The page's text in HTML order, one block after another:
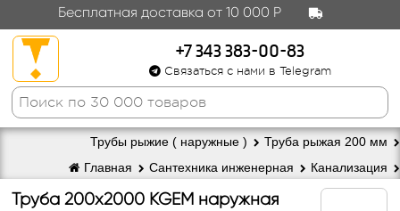
Бесплатная доставка от 10 000 Р
+7 343 383-00-83
Связаться с нами в Telegram
Труба рыжая 200 мм
Трубы рыжие ( наружные )
Канализация
Сантехника инженерная
Главная
Труба 200х2000 KGEM наружная